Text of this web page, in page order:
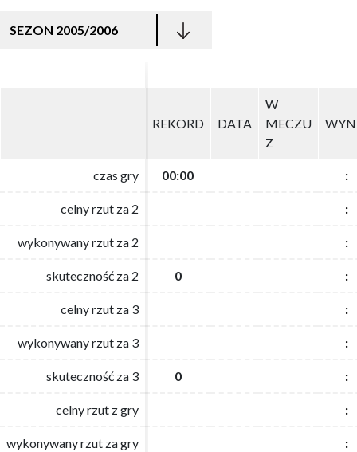
SEZON 2005/2006
REKORD DATA
W
MECZU
Z
czas gry 00:00 :
celny rzut za 2 :
wykonywany rzut za 2 :
skuteczność za 2 0 :
celny rzut za 3 :
wykonywany rzut za 3 :
skuteczność za 3 0 :
celny rzut z gry :
wykonywany rzut za gry :
REKORD DATA
W
MECZU
Z
czas gry 00:00 :
celny rzut za 2 :
wykonywany rzut za 2 :
skuteczność za 2 0 :
celny rzut za 3 :
wykonywany rzut za 3 :
skuteczność za 3 0 :
celny rzut z gry :
wykonywany rzut za gry :